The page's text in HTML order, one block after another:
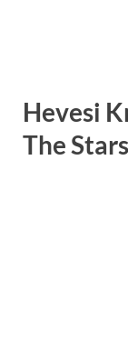
Hevesi
The